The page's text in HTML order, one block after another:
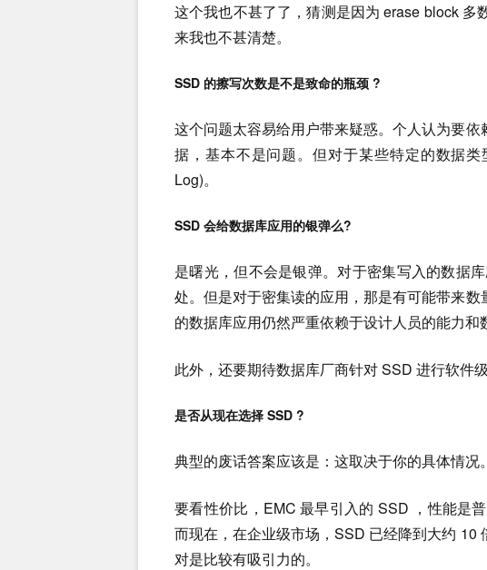
这个我也不甚了了，猜测是因为 erase block 多
来我也不甚清楚。
SSD 的擦写次数是不是致命的瓶颈 ?
这个问题太容易给用户带来疑惑。个人认为要
据，基本不是问题。但对于某些特定的数据
Log)。
SSD 会给数据库应用的银弹么?
是曙光，但不会是银弹。对于密集写入的数据
处。但是对于密集读的应用，那是有可能带来
的数据库应用仍然严重依赖于设计人员的能力和
此外，还要期待数据库厂商针对 SSD 进行软件级
是否从现在选择 SSD ?
典型的废话答案应该是：这取决于你的具体情况。
要看性价比，EMC 最早引入的 SSD ，性能是
而现在，在企业级市场，SSD 已经降到大约 10
对是比较有吸引力的。